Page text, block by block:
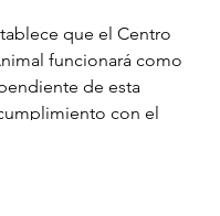
que el Centro
funcionará como
de esta
con el